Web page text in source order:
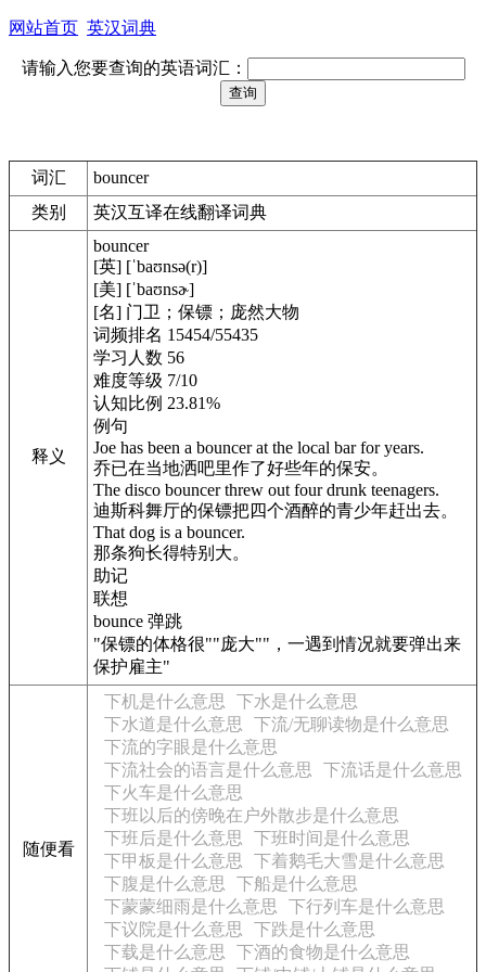
网站首页 英汉词典
请输入您要查询的英语词汇：
词汇
bouncer
类别
英汉互译在线翻译词典
释义
bouncer
[英] [ˈbaʊnsə(r)]
[美] [ˈbaʊnsɚ]
[名] 门卫；保镖；庞然大物
词频排名 15454/55435
学习人数 56
难度等级 7/10
认知比例 23.81%
例句
Joe has been a bouncer at the local bar for years.
乔已在当地洒吧里作了好些年的保安。
The disco bouncer threw out four drunk teenagers.
迪斯科舞厅的保镖把四个酒醉的青少年赶出去。
That dog is a bouncer.
那条狗长得特别大。
助记
联想
bounce 弹跳
"保镖的体格很""庞大""，一遇到情况就要弹出来
保护雇主"
随便看
下机是什么意思
下水是什么意思
下水道是什么意思
下流/无聊读物是什么意思
下流的字眼是什么意思
下流社会的语言是什么意思
下流话是什么意思
下火车是什么意思
下班以后的傍晚在户外散步是什么意思
下班后是什么意思
下班时间是什么意思
下甲板是什么意思
下着鹅毛大雪是什么意思
下腹是什么意思
下船是什么意思
下蒙蒙细雨是什么意思
下行列车是什么意思
下议院是什么意思
下跌是什么意思
下载是什么意思
下酒的食物是什么意思